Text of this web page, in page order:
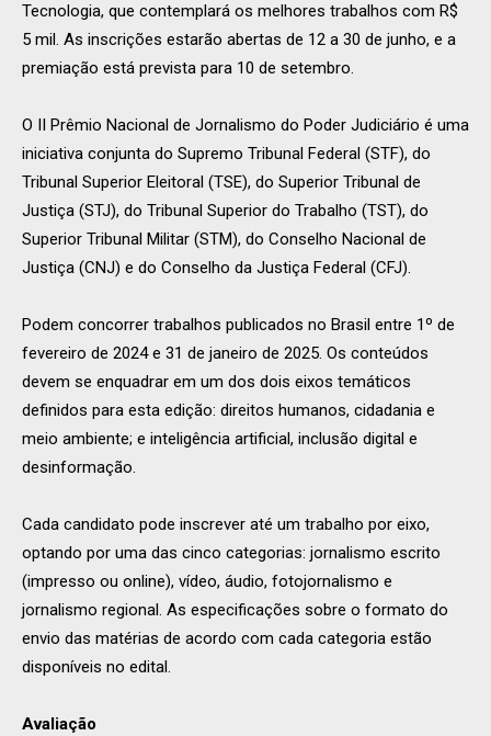
Tecnologia, que contemplará os melhores trabalhos com R$
5 mil. As inscrições estarão abertas de 12 a 30 de junho, e a
premiação está prevista para 10 de setembro.
O II Prêmio Nacional de Jornalismo do Poder Judiciário é uma
iniciativa conjunta do Supremo Tribunal Federal (STF), do
Tribunal Superior Eleitoral (TSE), do Superior Tribunal de
Justiça (STJ), do Tribunal Superior do Trabalho (TST), do
Superior Tribunal Militar (STM), do Conselho Nacional de
Justiça (CNJ) e do Conselho da Justiça Federal (CFJ).
Podem concorrer trabalhos publicados no Brasil entre 1º de
fevereiro de 2024 e 31 de janeiro de 2025. Os conteúdos
devem se enquadrar em um dos dois eixos temáticos
definidos para esta edição: direitos humanos, cidadania e
meio ambiente; e inteligência artificial, inclusão digital e
desinformação.
Cada candidato pode inscrever até um trabalho por eixo,
optando por uma das cinco categorias: jornalismo escrito
(impresso ou online), vídeo, áudio, fotojornalismo e
jornalismo regional. As especificações sobre o formato do
envio das matérias de acordo com cada categoria estão
disponíveis no edital.
Avaliação